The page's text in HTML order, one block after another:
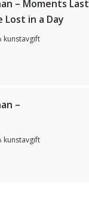
– Moments Last
Lost in a Day
kunstavgift
–
kunstavgift